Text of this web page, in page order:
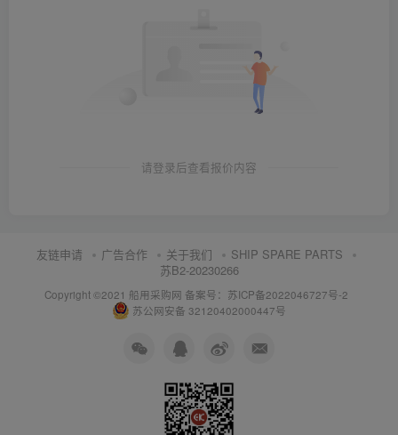
请登录后查看报价内容
友链申请 广告合作 关于我们
SHIP SPARE PARTS
苏B2-20230266
Copyright ©2021 船用采购网 备案号：苏ICP备2022046727号-2
苏公网安备 32120402000447号